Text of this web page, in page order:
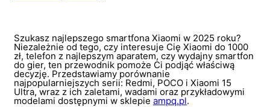
Szukasz najlepszego smartfona Xiaomi w 2025 roku?
Niezależnie od tego, czy interesuje Cię Xiaomi do 1000
zł, telefon z najlepszym aparatem, czy wydajny smartfon
do gier, ten przewodnik pomoże Ci podjąć właściwą
decyzję. Przedstawiamy porównanie
najpopularniejszych serii: Redmi, POCO i Xiaomi 15
Ultra, wraz z ich zaletami, wadami oraz przykładowymi
modelami dostępnymi w sklepie ampq.pl.